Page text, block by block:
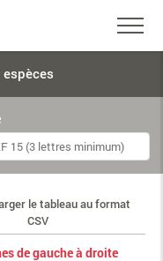
espèces
le tableau au format
CSV
de gauche à droite